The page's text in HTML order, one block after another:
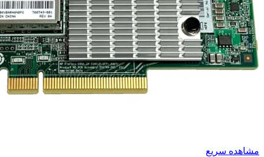
مشاهده سریع